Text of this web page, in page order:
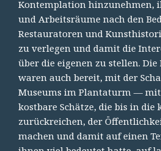
Kontemplation hinzunehmen,
und Arbeitsräume nach den
Restauratoren und
zu verlegen und damit die
über die eigenen zu stellen.
waren auch bereit, mit der
Museums im Plantaturm —
kostbare Schätze, die bis in die
zurückreichen, der
machen und damit auf einen